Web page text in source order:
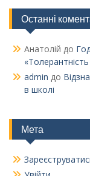
Останні
Анатолій до
admin до
в школі
Мета